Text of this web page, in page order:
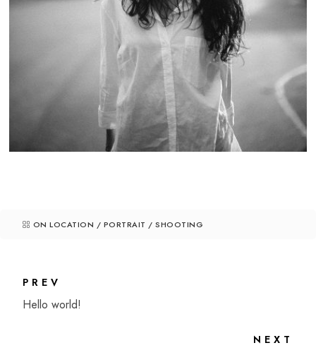
ON LOCATION / PORTRAIT / SHOOTING
PREV
Hello world!
NEXT